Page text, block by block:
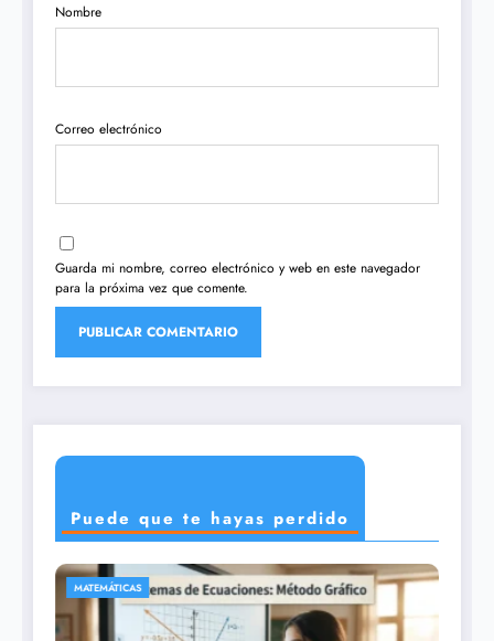
Nombre
Correo electrónico
Guarda mi nombre, correo electrónico y web en este navegador
para la próxima vez que comente.
Puede que te hayas perdido
CIENCIAS